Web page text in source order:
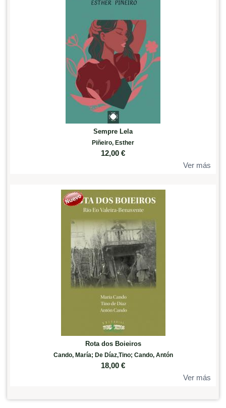
Sempre Lela
Piñeiro, Esther
12,00 €
Ver más
Rota dos Boieiros
Cando, María; De Díaz,Tino; Cando, Antón
18,00 €
Ver más